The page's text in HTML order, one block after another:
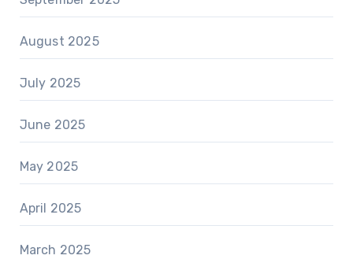
August 2025
July 2025
June 2025
May 2025
April 2025
March 2025